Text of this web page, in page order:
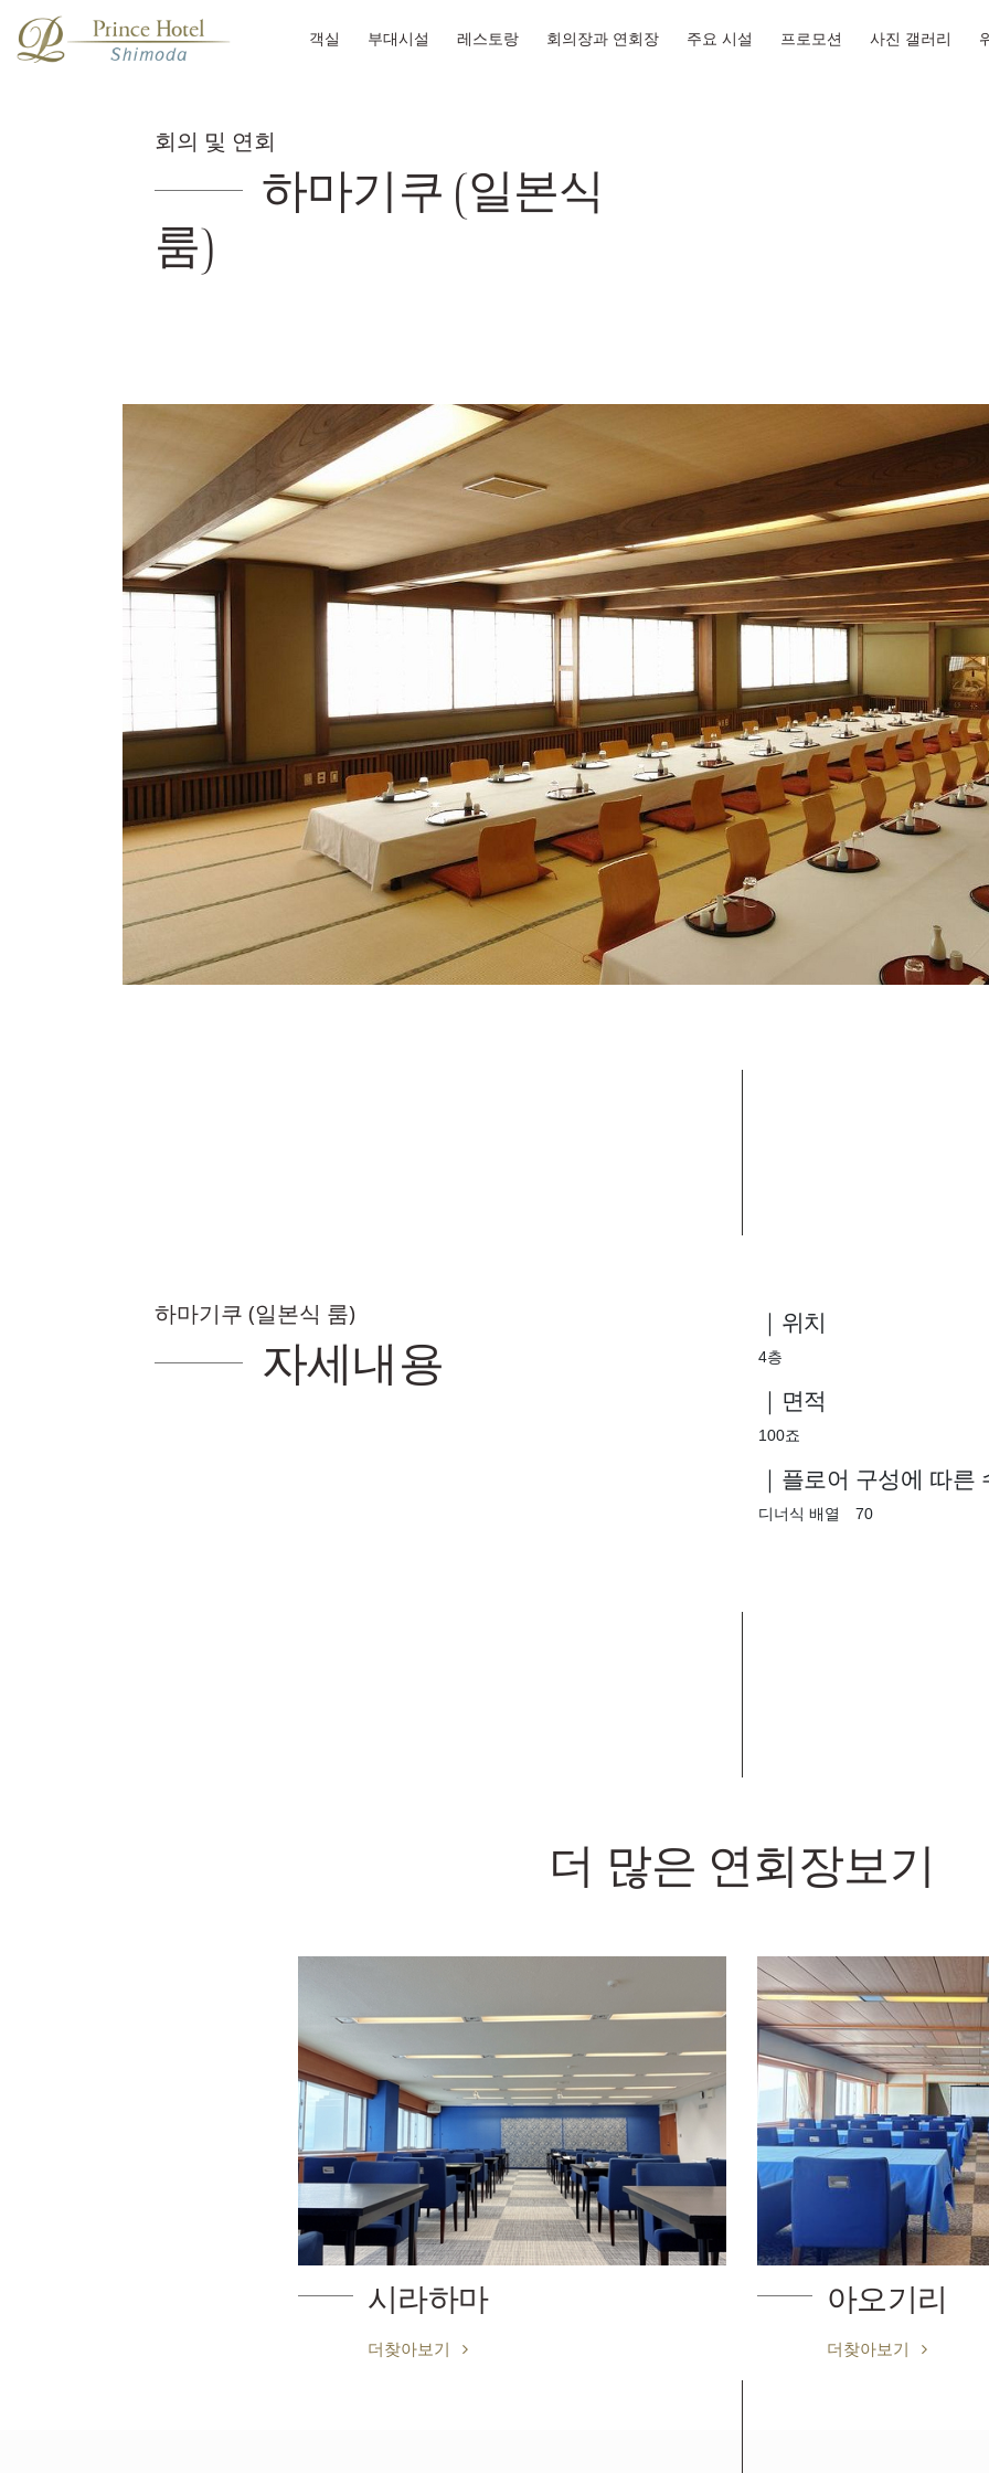
객실 부대시설 레스토랑 회의장과 연회장 주요 시설 프로모션 사진 갤러리
회의 및 연회
하마기쿠 (일본식
룸)
하마기쿠 (일본식 룸)
자세내용
｜위치
4층
｜면적
100죠
｜플로어 구성에 따른
디너식 배열 70
더 많은 연회장보기
시라하마
더찾아보기
아오기리
더찾아보기